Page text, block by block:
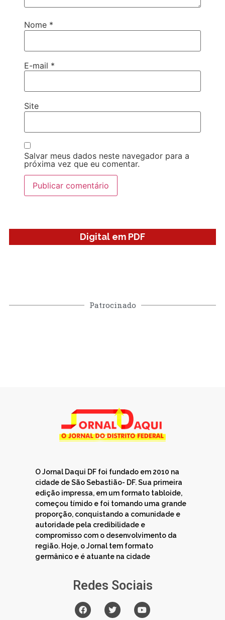
Nome *
E-mail *
Site
Salvar meus dados neste navegador para a
próxima vez que eu comentar.
Digital em PDF
Patrocinado
O Jornal Daqui DF foi fundado em 2010 na
cidade de São Sebastião- DF. Sua primeira
edição impressa, em um formato tabloide,
começou tímido e foi tomando uma grande
proporção, conquistando a comunidade e
autoridade pela credibilidade e
compromisso com o desenvolvimento da
região. Hoje, o Jornal tem formato
germânico e é atuante na cidade
Redes Sociais